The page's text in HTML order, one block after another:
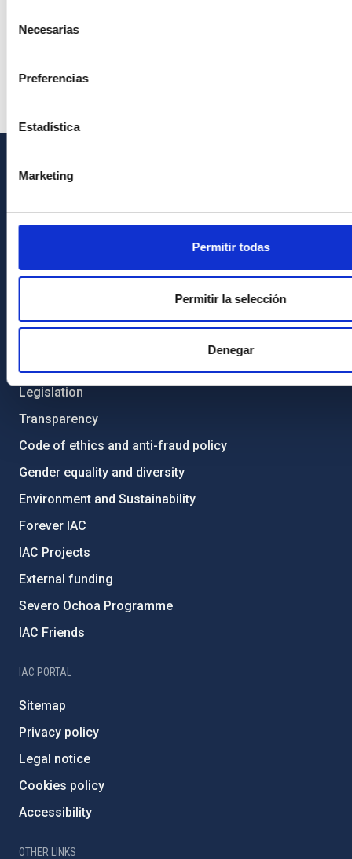
Necesarias
Preferencias
Estadística
Marketing
Permitir todas
Permitir la selección
Denegar
GENERAL INFORMATION
Contact
List of personnel
General register
Legislation
Transparency
Code of ethics and anti-fraud policy
Gender equality and diversity
Environment and Sustainability
Forever IAC
IAC Projects
External funding
Severo Ochoa Programme
IAC Friends
IAC PORTAL
Sitemap
Privacy policy
Legal notice
Cookies policy
Accessibility
OTHER LINKS